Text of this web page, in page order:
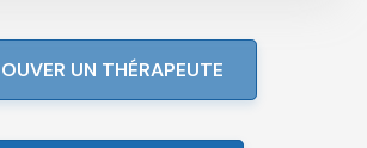
UN THÉRAPEUTE